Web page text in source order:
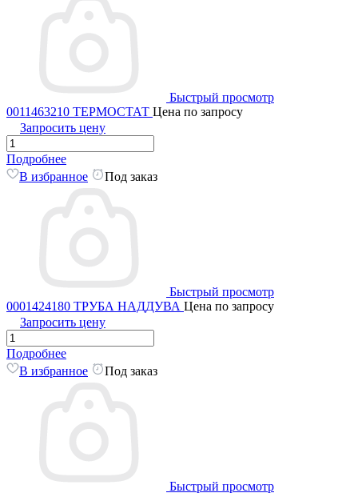
Быстрый просмотр
0011463210 ТЕРМОСТАТ Цена по запросу
Запросить цену
Подробнее
В избранное
Под заказ
Быстрый просмотр
0001424180 ТРУБА НАДДУВА Цена по запросу
Запросить цену
Подробнее
В избранное
Под заказ
Быстрый просмотр